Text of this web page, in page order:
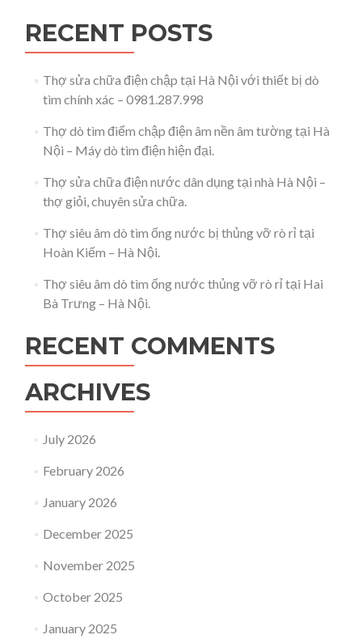
RECENT POSTS
Thợ sửa chữa điện chập tại Hà Nội với thiết bị dò
tìm chính xác – 0981.287.998
Thợ dò tìm điểm chập điện âm nền âm tường tại Hà
Nội – Máy dò tìm điện hiện đại.
Thợ sửa chữa điện nước dân dụng tại nhà Hà Nội –
thợ giỏi, chuyên sửa chữa.
Thợ siêu âm dò tìm ống nước bị thủng vỡ rò rỉ tại
Hoàn Kiếm – Hà Nội.
Thợ siêu âm dò tìm ống nước thủng vỡ rò rỉ tại Hai
Bà Trưng – Hà Nội.
RECENT COMMENTS
ARCHIVES
July 2026
February 2026
January 2026
December 2025
November 2025
October 2025
January 2025